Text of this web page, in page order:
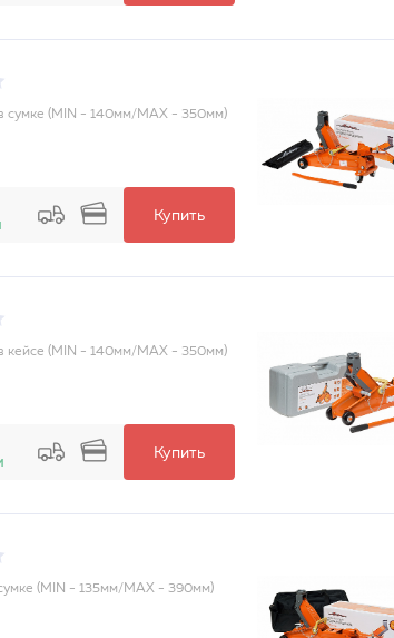
сумке (MIN - 140мм/MAX - 350мм)
Купить
кейсе (MIN - 140мм/MAX - 350мм)
Купить
(MIN - 135мм/MAX - 390мм)